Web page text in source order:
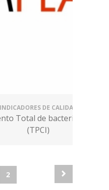
INDICADORES DE CALIDAD
Total de bacterias Color
(TPCI)
2